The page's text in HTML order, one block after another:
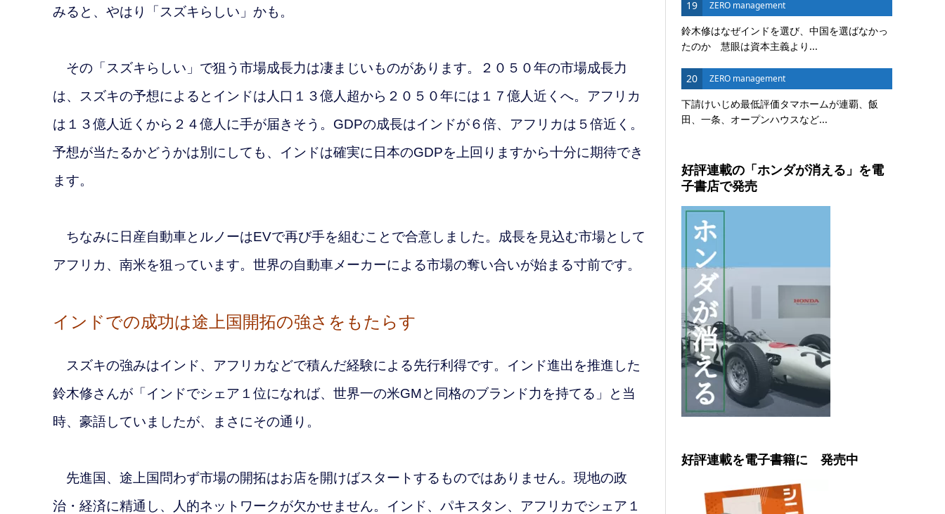
みると、やはり「スズキらしい」かも。
その「スズキらしい」で狙う市場成長力は凄まじいものがあります。２０５０年の市場成長力
は、スズキの予想によるとインドは人口１３億人超から２０５０年には１７億人近くへ。アフリカ
は１３億人近くから２４億人に手が届きそう。 GDPの成長はインドが６倍、アフリカは５倍近く。
予想が当たるかどうかは別にしても、インドは確実に日本のGDPを上回りますから十分に期待でき
ます。
ちなみに日産自動車とルノーはEVで再び手を組むことで合意しました。成長を見込む市場として
アフリカ、南米を狙っています。世界の自動車メーカーによる市場の奪い合いが始まる寸前です。
インドでの成功は途上国開拓の強さをもたらす
スズキの強みはインド、アフリカなどで積んだ経験による先行利得です。インド進出を推進した
鈴木修さんが「インドでシェア１位になれば、世界一の米GMと同格のブランド力を持てる」と当
時、豪語していましたが、まさにその通り。
先進国、途上国問わず市場の開拓はお店を開けばスタートするものではありません。現地の政
治・経済に精通し、人的ネットワークが欠かせません。インド、パキスタン、アフリカでシェア１
19 ZERO management
鈴木修はなぜインドを選び、中国を選ばなかっ
たのか 慧眼は資本主義より...
20 ZERO management
下請けいじめ最低評価タマホームが連覇、飯
田、一条、オープンハウスなど...
好評連載の「ホンダが消える」を電
子書店で発売
好評連載を電子書籍に 発売中